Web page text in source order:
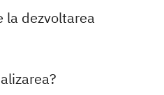
la dezvoltarea